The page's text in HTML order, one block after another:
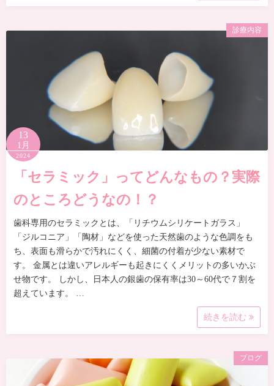
診療内容
13
1月
2024
「セラミック」ってどんなもの？実際
のところどうなの！？
歯科専用のセラミックとは、「リチウムシリケートガラス」
「ジルコニア」「陶材」などを使った天然歯のような色調をも
ち、表面も滑らかで汚れにくく、細菌の付着が少ない素材で
す。 金属とは違いアレルギーも起きにくくメリットの多いかぶ
せ物です。 しかし、日本人の銀歯の保有率は30～60代で７割を
超えています。 …
続きを読む
ブログ